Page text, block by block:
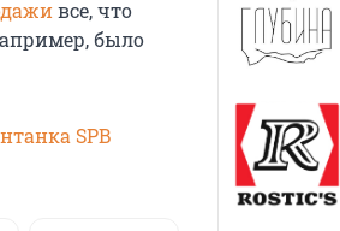
все, что
было
SPB